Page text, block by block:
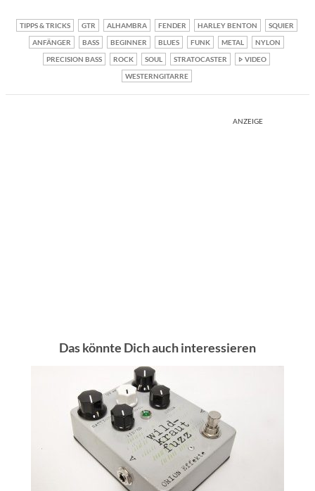
TIPPS & TRICKS GTR ALHAMBRA FENDER HARLEY BENTON
SQUIER
ANFÄNGER
BASS BEGINNER BLUES FUNK METAL
NYLON
PRECISION BASS
ROCK SOUL STRATOCASTER
VIDEO
WESTERNGITARRE
ANZEIGE
Das könnte Dich auch interessieren